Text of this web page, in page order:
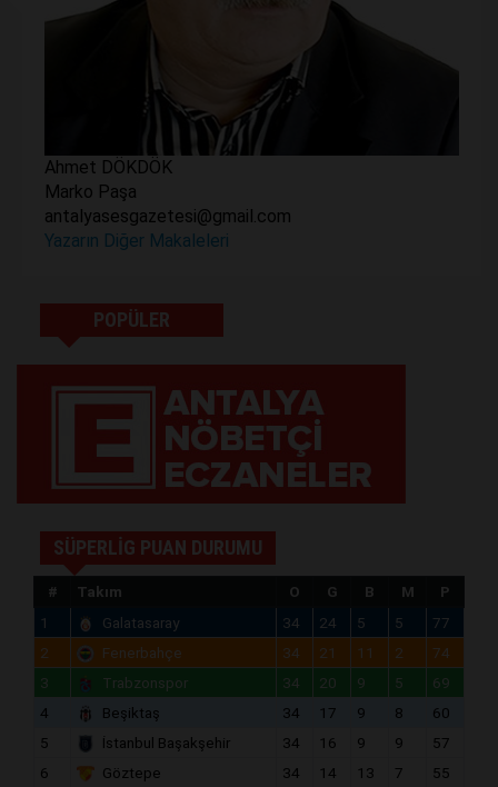
Ahmet DÖKDÖK
Marko Paşa
antalyasesgazetesi@gmail.com
Yazarın Diğer Makaleleri
POPÜLER
SÜPERLİG PUAN DURUMU
# Takım O G B M
P
1
Galatasaray 34 24 5 5
77
2
Fenerbahçe 34 21 11 2
74
3
Trabzonspor 34 20 9 5
69
4
Beşiktaş 34 17 9 8
60
5
İstanbul Başakşehir 34 16 9 9
57
6
Göztepe 34 14 13 7
55